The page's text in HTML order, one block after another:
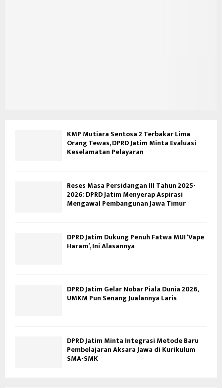
KMP Mutiara Sentosa 2 Terbakar Lima
Orang Tewas, DPRD Jatim Minta Evaluasi
Keselamatan Pelayaran
Reses Masa Persidangan III Tahun 2025-
2026: DPRD Jatim Menyerap Aspirasi
Mengawal Pembangunan Jawa Timur
DPRD Jatim Dukung Penuh Fatwa MUI ‘Vape
Haram’, Ini Alasannya
DPRD Jatim Gelar Nobar Piala Dunia 2026,
UMKM Pun Senang Jualannya Laris
DPRD Jatim Minta Integrasi Metode Baru
Pembelajaran Aksara Jawa di Kurikulum
SMA-SMK